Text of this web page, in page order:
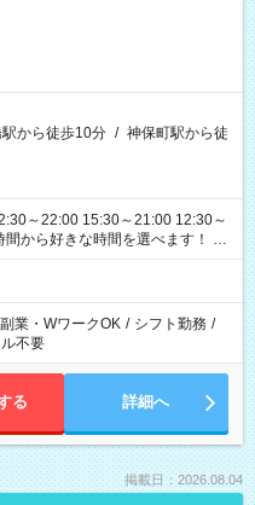
から徒歩10分 / 神保町駅から徒
～22:00 15:30～21:00 12:30～
ます
副業・WワークOK / シフト勤務 /
不要
る 詳細へ
掲載日：2026.08.04